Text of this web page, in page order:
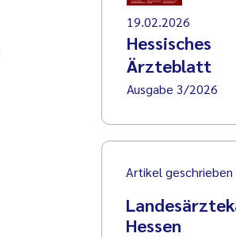
19.02.2026
Hessisches
Ärzteblatt
Ausgabe 3/2026
Artikel geschrieben
Hessen